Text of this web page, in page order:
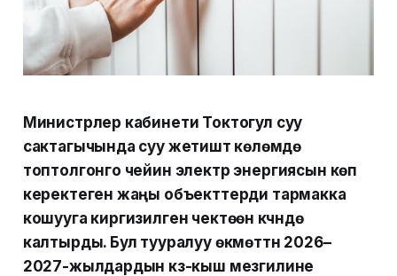
Министрлер кабинети Токтогул суу
сактагычында суу жетиштүү көлөмдө
топтолгонго чейин электр энергиясын көп
керектеген жаңы объекттерди тармакка
кошууга киргизилген чектөөнү күчүндө
калтырды. Бул тууралуу өкмөттүн 2026–
2027-жылдардын күз-кыш мезгилине